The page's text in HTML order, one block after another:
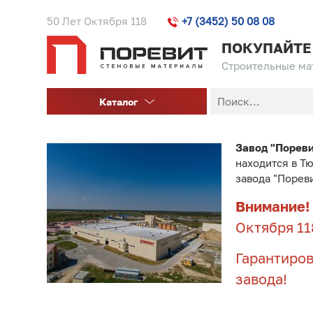
50 Лет Октября 118 +7 (3452) 50 08 08
Строительные
Каталог
Завод
находится в
завода
Внимание!
Октября
завода!